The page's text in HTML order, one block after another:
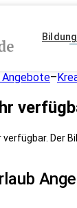
Angebote–
Der